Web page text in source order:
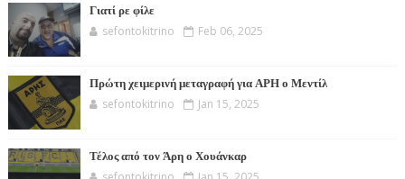
Γιατί ρε φίλε
sefontokitrino Feb 06, 2025
Πρώτη χειμερινή μεταγραφή για ΑΡΗ ο Μεντίλ
sefontokitrino Jan 15, 2025
Τέλος από τον Άρη ο Χουάνκαρ